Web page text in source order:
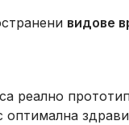
видове
реално